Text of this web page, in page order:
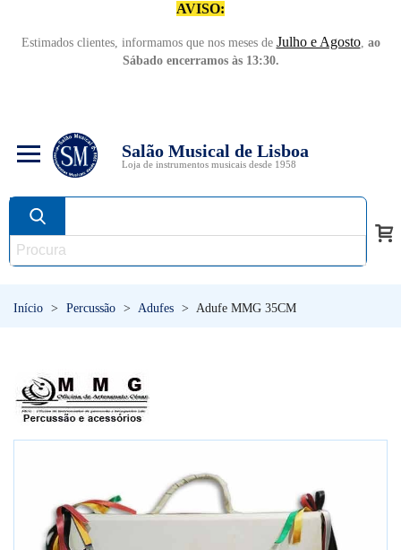
AVISO:
Estimados clientes, informamos que nos meses de Julho e Agosto, ao
Sábado encerramos às 13:30.
Salão Musical de Lisboa
Loja de instrumentos musicais desde 1958
Início > Percussão > Adufes > Adufe MMG 35CM